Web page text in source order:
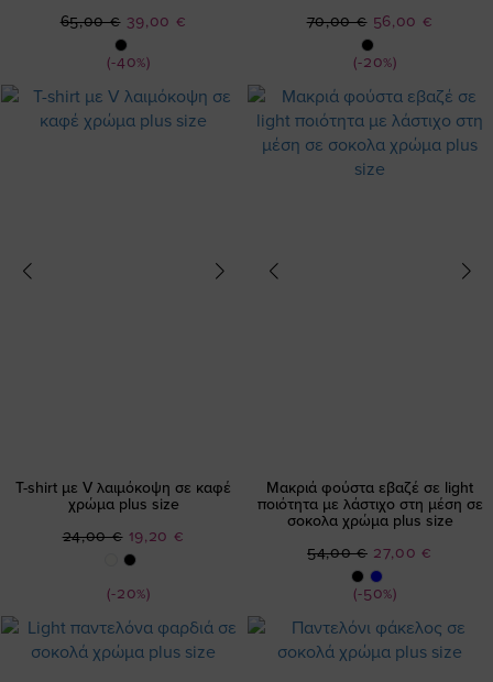
(-40%)
Ειδική
Τιμή
39,00 €
65,00 €
(-20%)
Ειδική
Τιμή
56,00 €
70,00 €
T-shirt με V λαιμόκοψη σε καφέ
χρώμα plus size
(-20%)
Ειδική
Τιμή
19,20 €
24,00 €
Μακριά φούστα εβαζέ σε light
ποιότητα με λάστιχο στη μέση σε
σοκολα χρώμα plus size
(-50%)
Ειδική
Τιμή
27,00 €
54,00 €